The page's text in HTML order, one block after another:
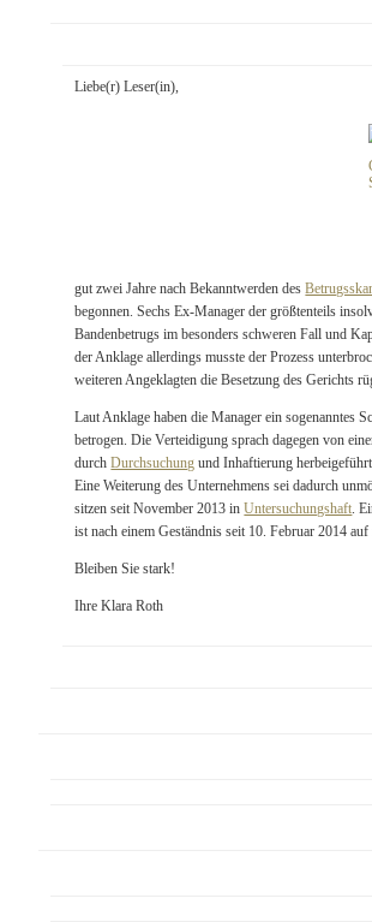
Liebe(r) Leser(in),
gut zwei Jahre nach Bekanntwerden des
begonnen. Sechs Ex-Manager der größtenteils
Bandenbetrugs im besonders schweren Fall und
der Anklage allerdings musste der Prozess
weiteren Angeklagten die Besetzung des Gerichts
Laut Anklage haben die Manager ein sogenanntes
betrogen. Die Verteidigung sprach dagegen von
durchDurchsuchung und Inhaftierung
Eine Weiterung des Unternehmens sei dadurch
sitzen seit November 2013 inUntersuchungshaft.
ist nach einem Geständnis seit 10. Februar 2014
Bleiben Sie stark!
Ihre Klara Roth